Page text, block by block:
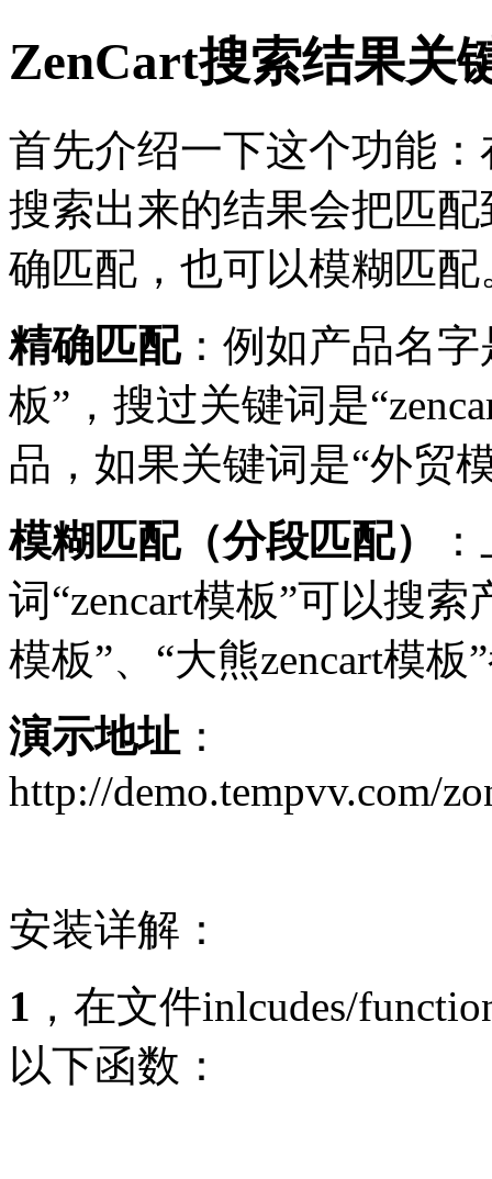
ZenCart搜索结果关
首先介绍一下这个功能：
搜索出来的结果会把匹
确匹配，也可以模糊匹配
精确匹配：例如产品名字
板”，搜过关键词是
品，如果关键词是“外贸
模糊匹配（分段匹配）
词“zencart模板”可以搜
模板”、“大熊zencart模
演示地址 ：
http://demo.tempvv.com/
安装详解：
1 ，在文件inlcudes/
以下函数：